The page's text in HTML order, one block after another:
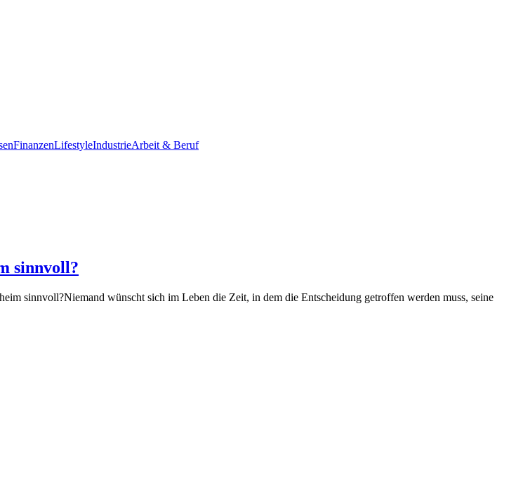
FinanzenLifestyleIndustrieArbeit & Beruf
sinnvoll?
sinnvoll?Niemand wünscht sich im Leben die Zeit, in dem die Entscheidung getroffen werden muss, seine